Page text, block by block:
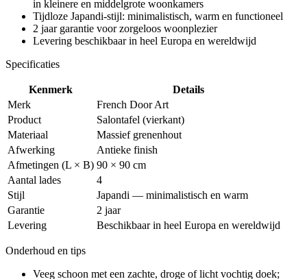
in kleinere en middelgrote woonkamers
Tijdloze Japandi-stijl: minimalistisch, warm en functioneel
2 jaar garantie voor zorgeloos woonplezier
Levering beschikbaar in heel Europa en wereldwijd
Specificaties
Kenmerk
Details
Merk
French Door Art
Product
Salontafel (vierkant)
Materiaal
Massief grenenhout
Afwerking
Antieke finish
Afmetingen (L × B) 90 × 90 cm
Aantal lades
4
Stijl
Japandi — minimalistisch en warm
Garantie
2 jaar
Levering
Beschikbaar in heel Europa en wereldwijd
Onderhoud en tips
Veeg schoon met een zachte, droge of licht vochtig doek;